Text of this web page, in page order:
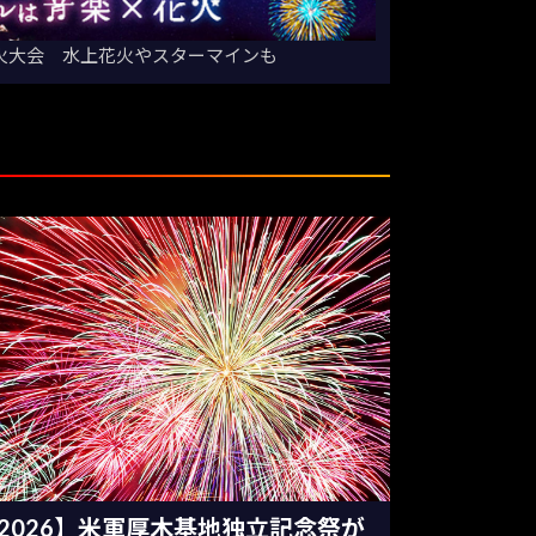
大会 水上花火やスターマインも
】米軍厚木基地独立記念祭が